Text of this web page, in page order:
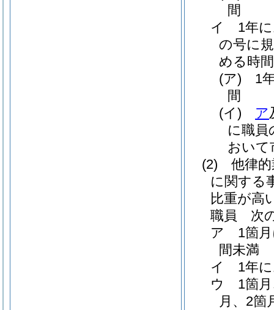
間
イ
1年
の号に
める時
(ア)
1
間
(イ)
ア
に職員
おいて
(2)
他律
に関する
比重が高
職員 次
ア
1箇
間未満
イ
1年
ウ
1箇
月、2箇